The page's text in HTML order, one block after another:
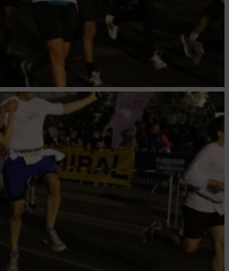
von Inhalten
durch Statistiken
Daten aus
der Angebote
zur Auswahl